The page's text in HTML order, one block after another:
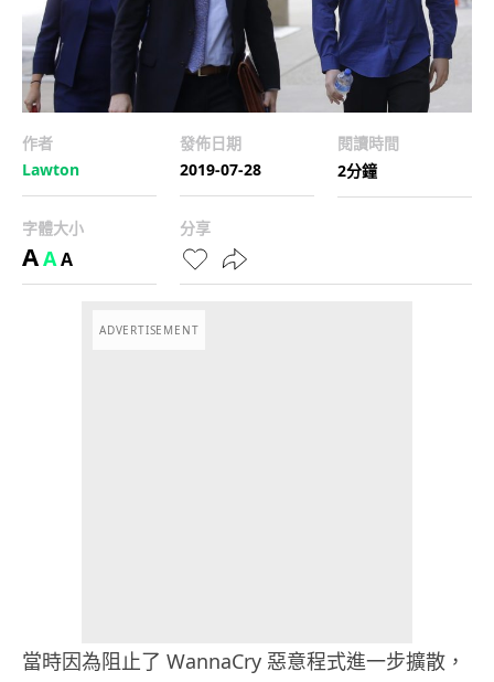
作者
Lawton
發佈日期
2019-07-28
閱讀時間
2分鐘
字體大小
AAA
分享
ADVERTISEMENT
當時因為阻止了 WannaCry 惡意程式進一步擴散，